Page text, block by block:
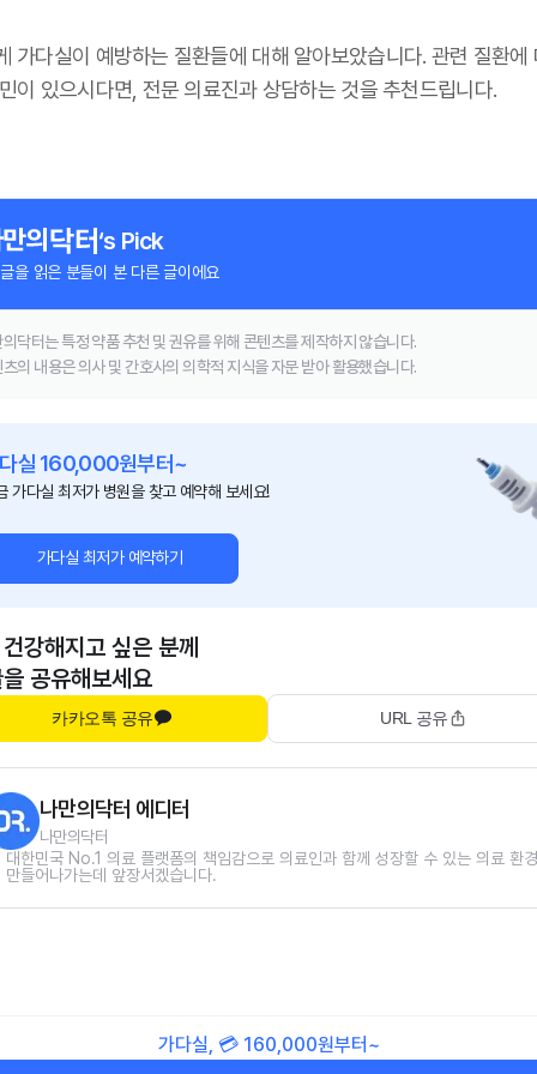
가다실이 예방하는 질환들에 대해 알아보았습니다. 관련 질환에
이 있으시다면, 전문 의료진과 상담하는 것을 추천드립니다.
‘s Pick
을 읽은 분들이 본 다른 글이에요
닥터는 특정 약품 추천 및 권유를 위해 콘텐츠를 제작하지 않습니다.
의 내용은 의사 및 간호사의 의학적 지식을 자문 받아 활용했습니다.
실 160,000원부터~
가다실 최저가 병원을 찾고 예약해 보세요!
가다실 최저가 예약하기
강해지고 싶은 분께
공유해보세요
카카오톡 공유 URL 공유
나만의닥터 에디터
나만의닥터
대한민국 No.1 의료 플랫폼의 책임감으로 의료인과 함께 성장할 수 있는 의료 환
만들어나가는데 앞장서겠습니다.
가다실, 💳 160,000원부터~